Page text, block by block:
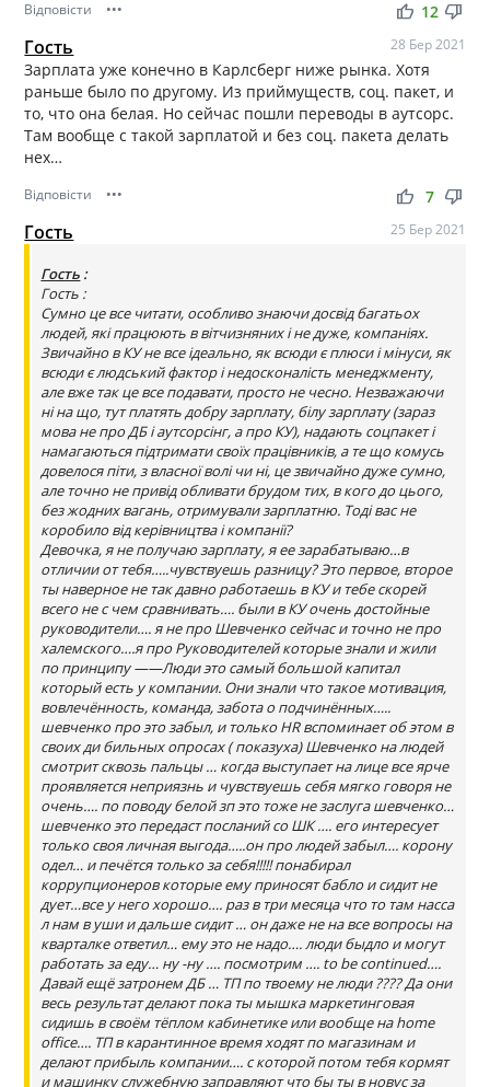
Відповісти ••• thumb_up thumb_down
12
Гость 28 Бер 2021
Зарплата уже конечно в Карлсберг ниже рынка. Хотя
раньше было по другому. Из приймуществ, соц. пакет, и
то, что она белая. Но сейчас пошли переводы в аутсорс.
Там вообще с такой зарплатой и без соц. пакета делать
нех…
Відповісти ••• thumb_up thumb_down
7
Гость 25 Бер 2021
Гость :
Гость :
Сумно це все читати, особливо знаючи досвід багатьох
людей, які працюють в вітчизняних і не дуже, компаніях.
Звичайно в КУ не все ідеально, як всюди є плюси і мінуси, як
всюди є людський фактор і недосконалість менеджменту,
але вже так це все подавати, просто не чесно. Незважаючи
ні на що, тут платять добру зарплату, білу зарплату (зараз
мова не про ДБ і аутсорсінг, а про КУ), надають соцпакет і
намагаються підтримати своїх працівників, а те що комусь
довелося піти, з власної волі чи ні, це звичайно дуже сумно,
але точно не привід обливати брудом тих, в кого до цього,
без жодних вагань, отримували зарплатню. Тоді вас не
коробило від керівництва і компанії?
Девочка, я не получаю зарплату, я ее зарабатываю…в
отличии от тебя…..чувствуешь разницу? Это первое, второе
ты наверное не так давно работаешь в КУ и тебе скорей
всего не с чем сравнивать…. были в КУ очень достойные
руководители…. я не про Шевченко сейчас и точно не про
халемского….я про Руководителей которые знали и жили
по принципу ——Люди это самый большой капитал
который есть у компании. Они знали что такое мотивация,
вовлечённость, команда, забота о подчинённых…..
шевченко про это забыл, и только НR вспоминает об этом в
своих ди бильных опросах ( показуха) Шевченко на людей
смотрит сквозь пальцы … когда выступает на лице все ярче
проявляется неприязнь и чувствуешь себя мягко говоря не
очень…. по поводу белой зп это тоже не заслуга шевченко…
шевченко это передаст посланий со ШК …. его интересует
только своя личная выгода…..он про людей забыл…. корону
одел… и печётся только за себя!!!!! понабирал
коррупционеров которые ему приносят бабло и сидит не
дует…все у него хорошо…. раз в три месяца что то там насса
л нам в уши и дальше сидит … он даже не на все вопросы на
кварталке ответил… ему это не надо…. люди быдло и могут
работать за еду… ну -ну …. посмотрим …. to be continued….
Давай ещё затронем ДБ … ТП по твоему не люди ???? Да они
весь результат делают пока ты мышка маркетинговая
сидишь в своём тёплом кабинетике или вообще на home
office…. ТП в карантинное время ходят по магазинам и
делают прибыль компании…. с которой потом тебя кормят
и машинку служебную заправляют что бы ты в новус за